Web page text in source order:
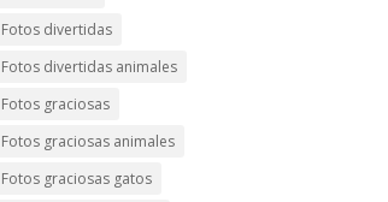
Fotos divertidas
Fotos divertidas animales
Fotos graciosas
Fotos graciosas animales
Fotos graciosas gatos